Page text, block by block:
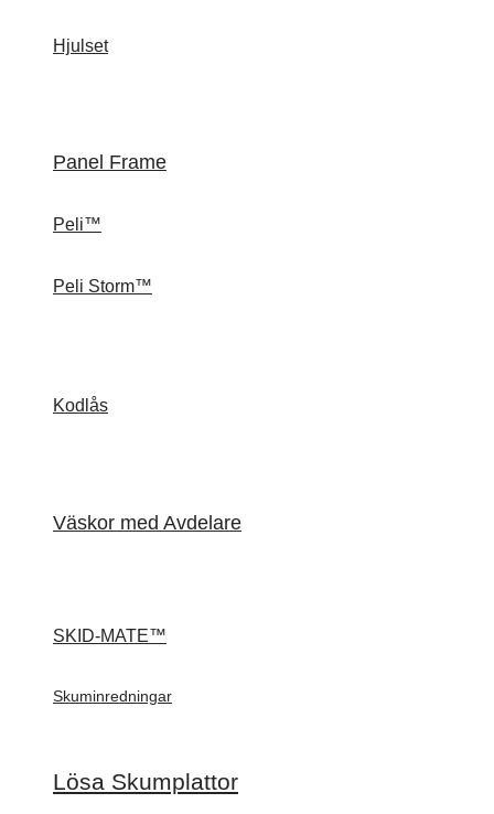
Hjulset
Panel Frame
Peli™
Peli Storm™
Kodlås
Väskor med Avdelare
SKID-MATE™
Skuminredningar
Lösa Skumplattor